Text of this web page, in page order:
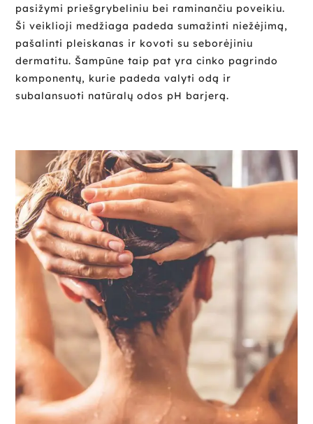
pasižymi priešgrybeliniu bei raminančiu poveikiu.
Ši veiklioji medžiaga padeda sumažinti niežėjimą,
pašalinti pleiskanas ir kovoti su seborėjiniu
dermatitu. Šampūne taip pat yra cinko pagrindo
komponentų, kurie padeda valyti odą ir
subalansuoti natūralų odos pH barjerą.